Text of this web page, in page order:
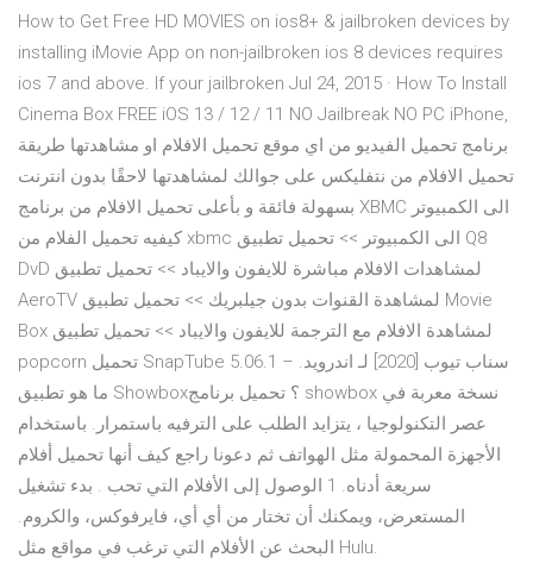
How to Get Free HD MOVIES on ios8+ & jailbroken devices by
installing iMovie App on non-jailbroken ios 8 devices requires
ios 7 and above. If your jailbroken Jul 24, 2015 · How To Install
Cinema Box FREE iOS 13 / 12 / 11 NO Jailbreak NO PC iPhone,
برنامج تحميل الفيديو من اي موقع تحميل الافلام او مشاهدتها طريقة
تحميل الافلام من نتفليكس على جوالك لمشاهدتها لاحقًا بدون انترنت
بسهولة فائقة و بأعلى تحميل الافلام من برنامج XBMC الى الكمبيوتر
كيفيه تحميل الفلام من xbmc الى الكمبيوتر >> تحميل تطبيق Q8
DvD لمشاهدات الافلام مباشرة للايفون والايباد >> تحميل تطبيق
AeroTV لمشاهدة القنوات بدون جيلبريك >> تحميل تطبيق Movie
Box لمشاهدة الافلام مع الترجمة للايفون والايباد >> تحميل تطبيق
popcorn تحميل SnapTube 5.06.1 – سناب تيوب [2020] لـ اندرويد.
ما هو تطبيق Showbox؟ تحميل برنامج showbox نسخة معربة في
عصر التكنولوجيا ، يتزايد الطلب على الترفيه باستمرار. باستخدام
الأجهزة المحمولة مثل الهواتف ثم دعونا راجع كيف أنها تحميل أفلام
سريعة أدناه. 1 الوصول إلى الأفلام التي تحب . بدء تشغيل
المستعرض، ويمكنك أن تختار من أي أي، فايرفوكس، والكروم.
البحث عن الأفلام التي ترغب في مواقع مثل Hulu.